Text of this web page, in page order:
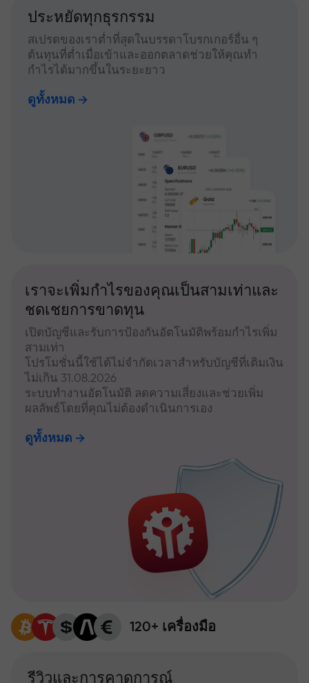
ประหยัดทุกธุรกรรม
สเปรดของเราต่ำที่สุดในบรรดาโบรกเกอร์อื่น ๆ
ต้นทุนที่ต่ำเมื่อเข้าและออกตลาดช่วยให้คุณทำ
กำไรได้มากขึ้นในระยะยาว
ดูทั้งหมด
เราจะเพิ่มกำไรของคุณเป็นสามเท่าและ
ชดเชยการขาดทุน
เปิดบัญชีและรับการป้องกันอัตโนมัติพร้อมกำไรเพิ่ม
สามเท่า
โปรโมชั่นนี้ใช้ได้ไม่จำกัดเวลาสำหรับบัญชีที่เติมเงิน
ไม่เกิน 31.08.2026
ระบบทำงานอัตโนมัติ ลดความเสี่ยงและช่วยเพิ่ม
ผลลัพธ์โดยที่คุณไม่ต้องดำเนินการเอง
ดูทั้งหมด
120+ เครื่องมือ
รีวิวและการคาดการณ์